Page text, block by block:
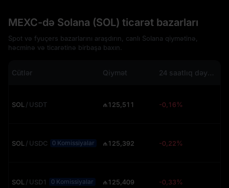
MEXC-də Solana (SOL) ticarət bazarları
Spot və fyuçers bazarlarını araşdırın, canlı Solana qiymətinə,
həcminə və ticarətinə birbaşa baxın.
Cütlər Qiymət 24 saatlıq dəyişiklik
SOL / USDT ₼125,511 -0,16%
SOL / USDC 0 Komissiyalar ₼125,392 -0,22%
SOL / USD1 0 Komissiyalar ₼125,409 -0,33%